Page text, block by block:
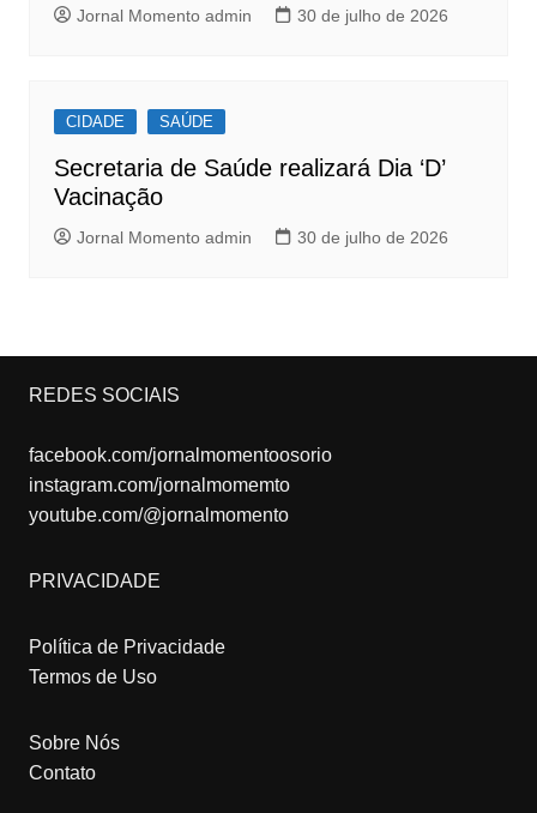
Jornal Momento admin 30 de julho de 2026
CIDADE SAÚDE
Secretaria de Saúde realizará Dia ‘D’
Vacinação
Jornal Momento admin 30 de julho de 2026
REDES SOCIAIS
facebook.com/jornalmomentoosorio
instagram.com/jornalmomemto
youtube.com/@jornalmomento
PRIVACIDADE
Política de Privacidade
Termos de Uso
Sobre Nós
Contato